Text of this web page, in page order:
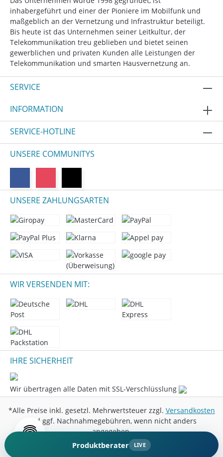
inhabergeführt und einer der Pioniere im Mobilfunk und
maßgeblich an der Vernetzung und Infrastruktur beteiligt.
Bis heute ist das Unternehmen seiner Leitkultur, der
Telekommunikation treu geblieben und bietet seinen
gewerblichen und privaten Kunden alle Leistungen der
Telekommunikation und smarten Hausvernetzung an.
SERVICE
INFORMATION
SERVICE-HOTLINE
UNSERE COMMUNITYS
UNSERE ZAHLUNGSARTEN
WIR VERSENDEN MIT:
IHRE SICHERHEIT
Wir übertragen alle Daten mit SSL-Verschlüsslung
*Alle Preise inkl. gesetzl. Mehrwertsteuer zzgl. Versandkosten
und ggf. Nachnahmegebühren, wenn nicht anders
angegeben.
© 2026 Marini Entertainment GmbH - All Rights Reserved.
Produktberater LIVE